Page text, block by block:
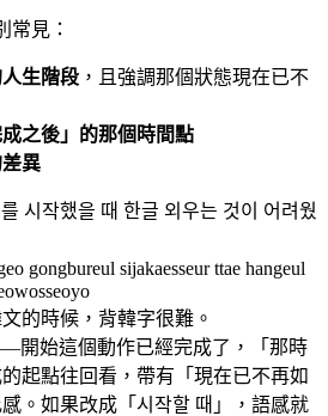
常見：
生階段 ，且強調那個狀態現在已不
之後」的那個時間點
異
시작했을 때 한글 외우는 것이 어려웠
gongbureul sijakaesseur ttae hangeul
的時候，背韓字很難。
開始這個動作已經完成了，「那時
起點往回看，帶有「現在已不再如
。如果改成「시작할 때」，語感就